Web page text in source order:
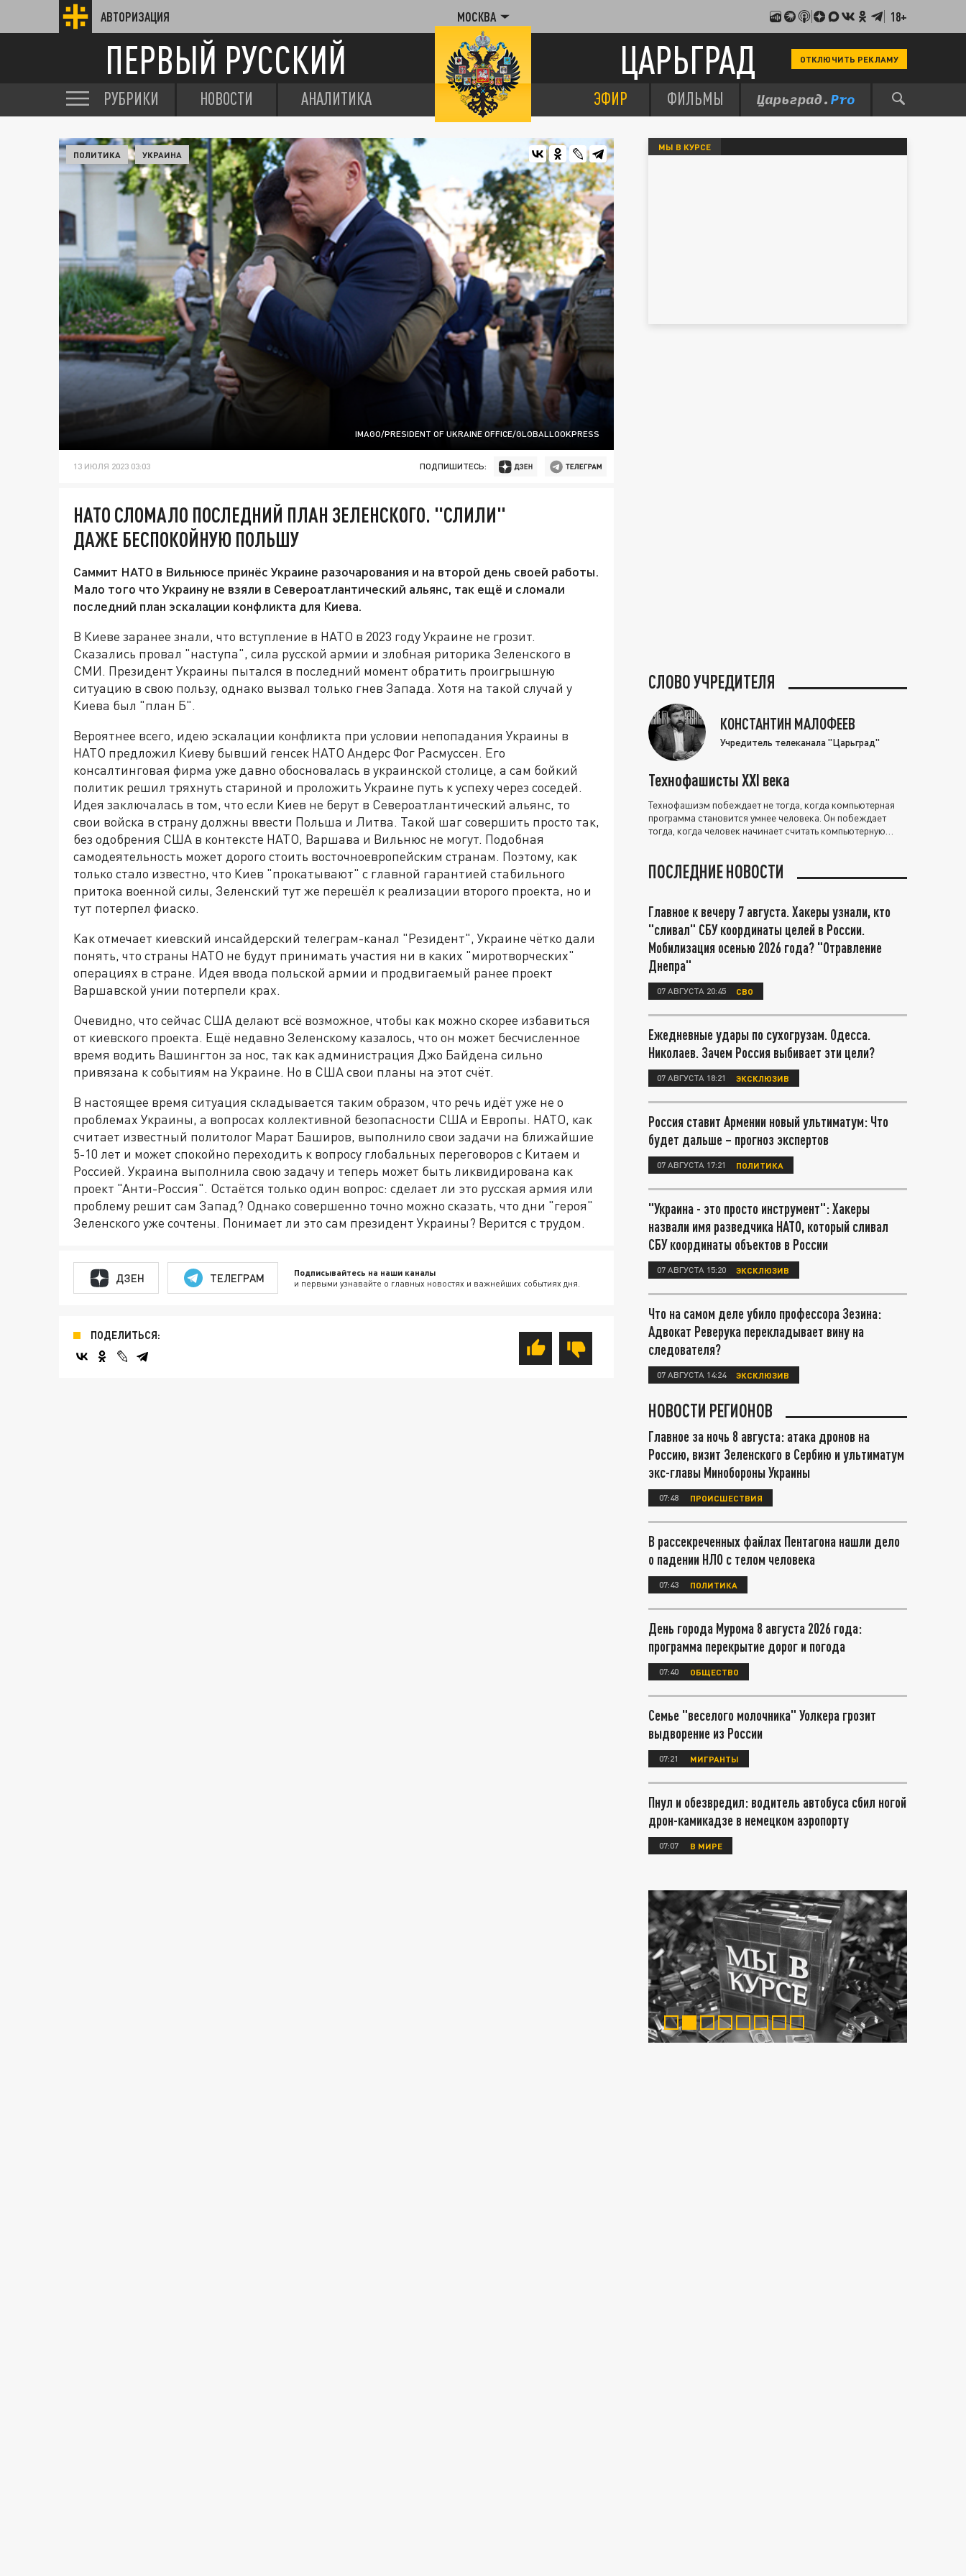
АВТОРИЗАЦИЯ МОСКВА 18+
ПЕРВЫЙ РУССКИЙ ЦАРЬГРАД ОТКЛЮЧИТЬ РЕКЛАМУ
РУБРИКИ НОВОСТИ АНАЛИТИКА ЭФИР ФИЛЬМЫ
IMAGO/PRESIDENT OF UKRAINE OFFICE/GLOBALLOOKPRESS
ПОЛИТИКА УКРАИНА
13 ИЮЛЯ 2023 03:03 ПОДПИШИТЕСЬ:
НАТО СЛОМАЛО ПОСЛЕДНИЙ ПЛАН ЗЕЛЕНСКОГО. "СЛИЛИ"
ДАЖЕ БЕСПОКОЙНУЮ ПОЛЬШУ
Саммит НАТО в Вильнюсе принёс Украине разочарования и на второй день своей работы.
Мало того что Украину не взяли в Североатлантический альянс, так ещё и сломали
последний план эскалации конфликта для Киева.
В Киеве заранее знали, что вступление в НАТО в 2023 году Украине не грозит.
Сказались провал "наступа", сила русской армии и злобная риторика Зеленского в
СМИ. Президент Украины пытался в последний момент обратить проигрышную
ситуацию в свою пользу, однако вызвал только гнев Запада. Хотя на такой случай у
Киева был "план Б".
Вероятнее всего, идею эскалации конфликта при условии непопадания Украины в
НАТО предложил Киеву бывший генсек НАТО Андерс Фог Расмуссен. Его
консалтинговая фирма уже давно обосновалась в украинской столице, а сам бойкий
политик решил тряхнуть стариной и проложить Украине путь к успеху через соседей.
Идея заключалась в том, что если Киев не берут в Североатлантический альянс, то
свои войска в страну должны ввести Польша и Литва. Такой шаг совершить просто так,
без одобрения США в контексте НАТО, Варшава и Вильнюс не могут. Подобная
самодеятельность может дорого стоить восточноевропейским странам. Поэтому, как
только стало известно, что Киев "прокатывают" с главной гарантией стабильного
притока военной силы, Зеленский тут же перешёл к реализации второго проекта, но и
тут потерпел фиаско.
Как отмечает киевский инсайдерский телеграм-канал "Резидент", Украине чётко дали
понять, что страны НАТО не будут принимать участия ни в каких "миротворческих"
операциях в стране. Идея ввода польской армии и продвигаемый ранее проект
Варшавской унии потерпели крах.
Очевидно, что сейчас США делают всё возможное, чтобы как можно скорее избавиться
от киевского проекта. Ещё недавно Зеленскому казалось, что он может бесчисленное
время водить Вашингтон за нос, так как администрация Джо Байдена сильно
привязана к событиям на Украине. Но в США свои планы на этот счёт.
В настоящее время ситуация складывается таким образом, что речь идёт уже не о
проблемах Украины, а вопросах коллективной безопасности США и Европы. НАТО, как
считает известный политолог Марат Баширов, выполнило свои задачи на ближайшие
5-10 лет и может спокойно переходить к вопросу глобальных переговоров с Китаем и
Россией. Украина выполнила свою задачу и теперь может быть ликвидирована как
проект "Анти-Россия". Остаётся только один вопрос: сделает ли это русская армия или
проблему решит сам Запад? Однако совершенно точно можно сказать, что дни "героя"
Зеленского уже сочтены. Понимает ли это сам президент Украины? Верится с трудом.
ДЗЕН ТЕЛЕГРАМ Подписывайтесь на наши каналы
и первыми узнавайте о главных новостях и важнейших событиях дня.
ПОДЕЛИТЬСЯ:
МЫ В КУРСЕ
СЛОВО УЧРЕДИТЕЛЯ
КОНСТАНТИН МАЛОФЕЕВ
Учредитель телеканала "Царьград"
Технофашисты XXI века
Технофашизм побеждает не тогда, когда компьютерная
программа становится умнее человека. Он побеждает
тогда, когда человек начинает считать компьютерную
ПОСЛЕДНИЕ НОВОСТИ
Главное к вечеру 7 августа. Хакеры узнали, кто
"сливал" СБУ координаты целей в России.
Мобилизация осенью 2026 года? "Отравление
Днепра"
07 АВГУСТА 20:45 СВО
Ежедневные удары по сухогрузам. Одесса.
Николаев. Зачем Россия выбивает эти цели?
07 АВГУСТА 18:21 ЭКСКЛЮЗИВ
Россия ставит Армении новый ультиматум: Что
будет дальше – прогноз экспертов
07 АВГУСТА 17:21 ПОЛИТИКА
"Украина - это просто инструмент": Хакеры
назвали имя разведчика НАТО, который сливал
СБУ координаты объектов в России
07 АВГУСТА 15:20 ЭКСКЛЮЗИВ
Что на самом деле убило профессора Зезина:
Адвокат Реверука перекладывает вину на
следователя?
07 АВГУСТА 14:24 ЭКСКЛЮЗИВ
НОВОСТИ РЕГИОНОВ
Главное за ночь 8 августа: атака дронов на
Россию, визит Зеленского в Сербию и ультиматум
экс-главы Минобороны Украины
07:48 ПРОИСШЕСТВИЯ
В рассекреченных файлах Пентагона нашли дело
о падении НЛО с телом человека
07:43 ПОЛИТИКА
День города Мурома 8 августа 2026 года:
программа перекрытие дорог и погода
07:40 ОБЩЕСТВО
Семье "веселого молочника" Уолкера грозит
выдворение из России
07:21 МИГРАНТЫ
Пнул и обезвредил: водитель автобуса сбил ногой
дрон-камикадзе в немецком аэропорту
07:07 В МИРЕ